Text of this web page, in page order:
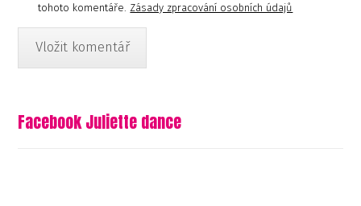
tohoto komentáře. Zásady zpracování osobních údajů
Facebook Juliette dance